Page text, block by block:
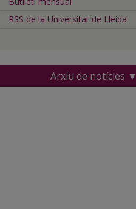
RSS de la Universitat de Lleida
Arxiu de notícies ▼